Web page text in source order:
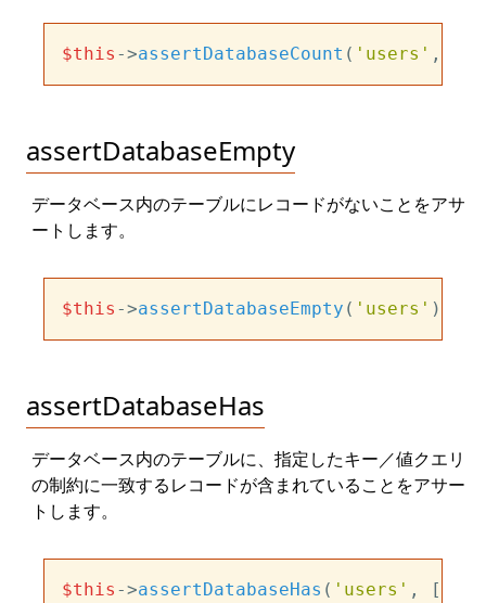
$this ->assertDatabaseCount ( 'users' ,
assertDatabaseEmpty
データベース内のテーブルにレコードがないことをアサ
ートします。
$this ->assertDatabaseEmpty ( 'users'
assertDatabaseHas
データベース内のテーブルに、指定したキー／値クエリ
の制約に一致するレコードが含まれていることをアサー
トします。
$this ->assertDatabaseHas ( 'users' , [